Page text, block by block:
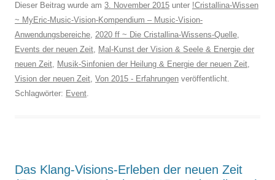
Dieser Beitrag wurde am 3. November 2015 unter !Cristallina-Wissen
~ MyEric-Music-Vision-Kompendium – Music-Vision-
Anwendungsbereiche, 2020 ff ~ Die Cristallina-Wissens-Quelle,
Events der neuen Zeit, Mal-Kunst der Vision & Seele & Energie der
neuen Zeit, Musik-Sinfonien der Heilung & Energie der neuen Zeit,
Vision der neuen Zeit, Von 2015 - Erfahrungen veröffentlicht.
Schlagwörter: Event.
Das Klang-Visions-Erleben der neuen Zeit